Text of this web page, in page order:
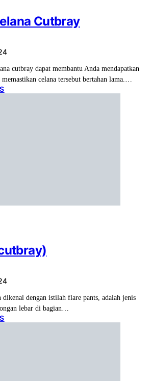
Cutbray
cutbray dapat membantu Anda mendapatkan
celana tersebut bertahan lama.…
dikenal dengan istilah flare pants, adalah jenis
lebar di bagian…